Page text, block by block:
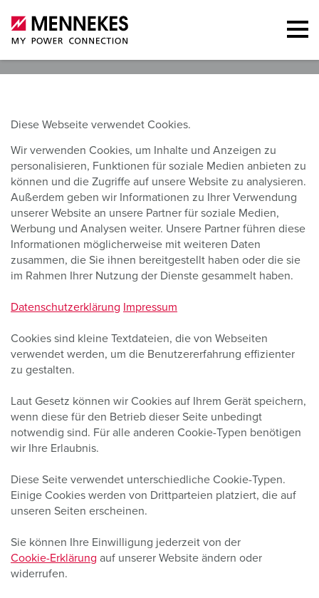
Diese Webseite verwendet Cookies.
Wir verwenden Cookies, um Inhalte und Anzeigen zu
personalisieren, Funktionen für soziale Medien anbieten zu
können und die Zugriffe auf unsere Website zu analysieren.
Außerdem geben wir Informationen zu Ihrer Verwendung
unserer Website an unsere Partner für soziale Medien,
Werbung und Analysen weiter. Unsere Partner führen diese
Informationen möglicherweise mit weiteren Daten
zusammen, die Sie ihnen bereitgestellt haben oder die sie
im Rahmen Ihrer Nutzung der Dienste gesammelt haben.
Datenschutzerklärung Impressum
Cookies sind kleine Textdateien, die von Webseiten
verwendet werden, um die Benutzererfahrung effizienter
zu gestalten.
Laut Gesetz können wir Cookies auf Ihrem Gerät speichern,
wenn diese für den Betrieb dieser Seite unbedingt
notwendig sind. Für alle anderen Cookie-Typen benötigen
wir Ihre Erlaubnis.
Diese Seite verwendet unterschiedliche Cookie-Typen.
Einige Cookies werden von Drittparteien platziert, die auf
unseren Seiten erscheinen.
Sie können Ihre Einwilligung jederzeit von der
Cookie-Erklärung auf unserer Website ändern oder
widerrufen.